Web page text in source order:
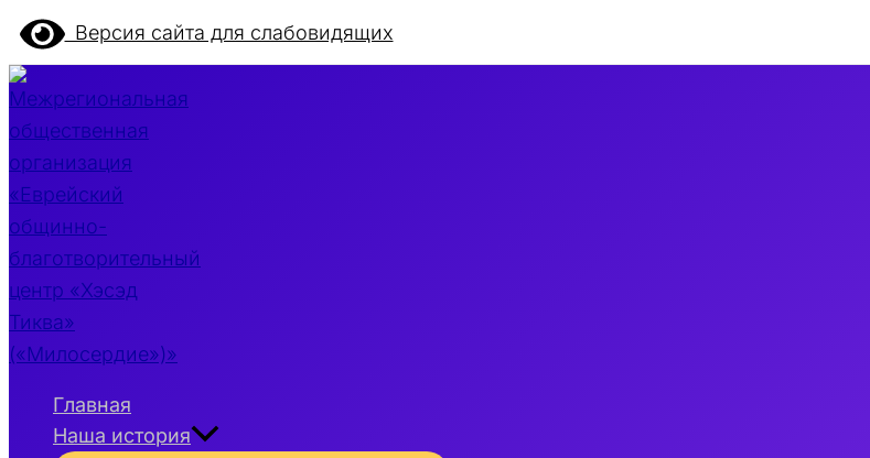
Перейти
содержимому
Версия сайта для слабовидящих
Главная
Наша история